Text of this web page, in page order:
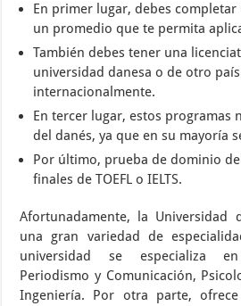
En primer lugar, debes
un promedio que te permita
También debes tener una
universidad danesa o de otro
internacionalmente.
En tercer lugar, estos programas
del danés, ya que en su mayoría
Por último, prueba de dominio
finales de TOEFL o IELTS.
Afortunadamente, la Universidad
una gran variedad de
universidad se especializa
Periodismo y Comunicación,
Ingeniería. Por otra parte,